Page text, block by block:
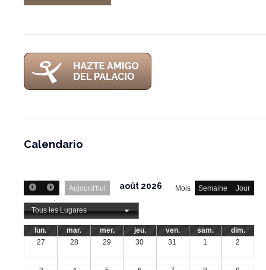
Calendario
Aujourd'hui Mois Semaine Jour
août 2026
Tous les Lugares
lun. mar. mer. jeu. ven. sam.
dim.
27
28 29 30 31 1 2